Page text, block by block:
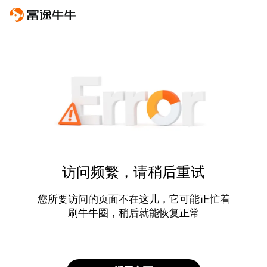
访问频繁，请稍后重试
您所要访问的页面不在这儿，它可能正忙着
刷牛牛圈，稍后就能恢复正常